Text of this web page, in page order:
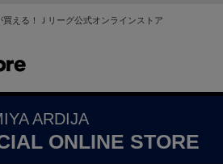
える！Ｊリーグ公式オンラインストア
ARDIJA
ONLINE STORE